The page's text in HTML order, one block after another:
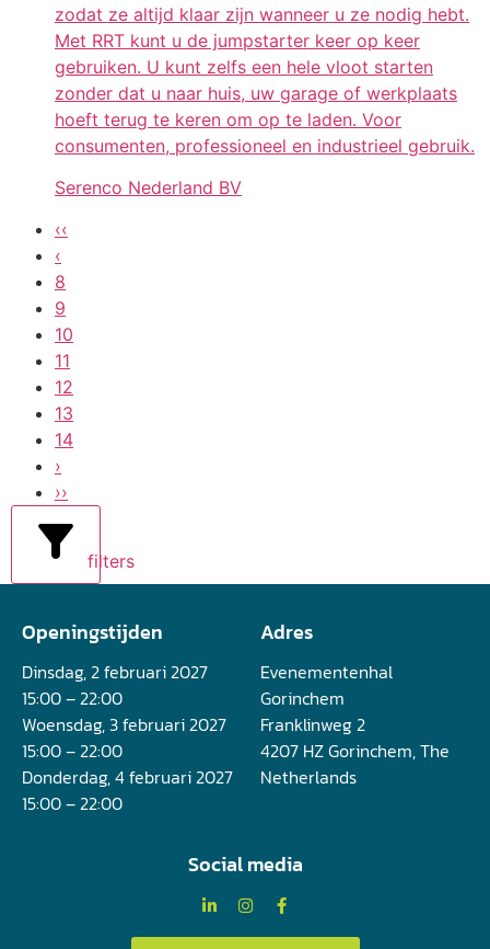
zodat ze altijd klaar zijn wanneer u ze nodig hebt.
Met RRT kunt u de jumpstarter keer op keer
gebruiken. U kunt zelfs een hele vloot starten
zonder dat u naar huis, uw garage of werkplaats
hoeft terug te keren om op te laden. Voor
consumenten, professioneel en industrieel gebruik.
Serenco Nederland BV
‹‹
‹
8
9
10
11
12
13
14
›
››
filters
Openingstijden
Dinsdag, 2 februari 2027
15:00 – 22:00
Woensdag, 3 februari 2027
15:00 – 22:00
Donderdag, 4 februari 2027
15:00 – 22:00
Adres
Evenementenhal
Gorinchem
Franklinweg 2
4207 HZ Gorinchem, The
Netherlands
Social media